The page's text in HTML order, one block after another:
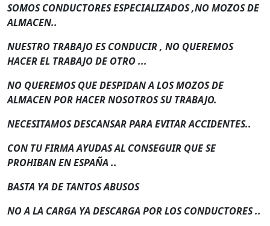
SOMOS CONDUCTORES ESPECIALIZADOS ,NO MOZOS DE
ALMACEN..
NUESTRO TRABAJO ES CONDUCIR , NO QUEREMOS
HACER EL TRABAJO DE OTRO ...
NO QUEREMOS QUE DESPIDAN A LOS MOZOS DE
ALMACEN POR HACER NOSOTROS SU TRABAJO.
NECESITAMOS DESCANSAR PARA EVITAR ACCIDENTES..
CON TU FIRMA AYUDAS AL CONSEGUIR QUE SE
PROHIBAN EN ESPAÑA ..
BASTA YA DE TANTOS ABUSOS
NO A LA CARGA YA DESCARGA POR LOS CONDUCTORES ..